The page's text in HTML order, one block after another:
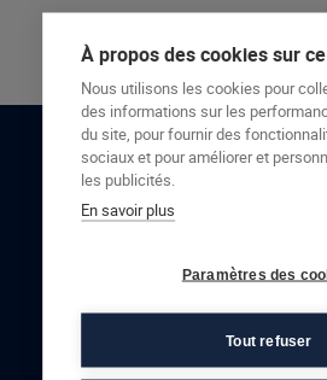
RESTONS EN
À propos des cookies sur
Nous utilisons les cookies pour
des informations sur les
du site, pour fournir des
sociaux et pour améliorer et
les publicités.
En savoir plus
Paramètres des
Tout refuser